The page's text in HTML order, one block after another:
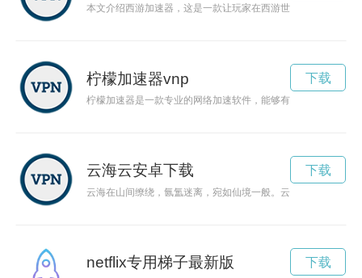
本文介绍西游加速器，这是一款让玩家在西游世界中更畅快游
柠檬加速器vnp
柠檬加速器是一款专业的网络加速软件，能够有效提升网速，让
下载
云海云安卓下载
云海在山间缭绕，氤氲迷离，宛如仙境一般。云朵飘逸轻盈，
下载
netflix专用梯子最新版 下载